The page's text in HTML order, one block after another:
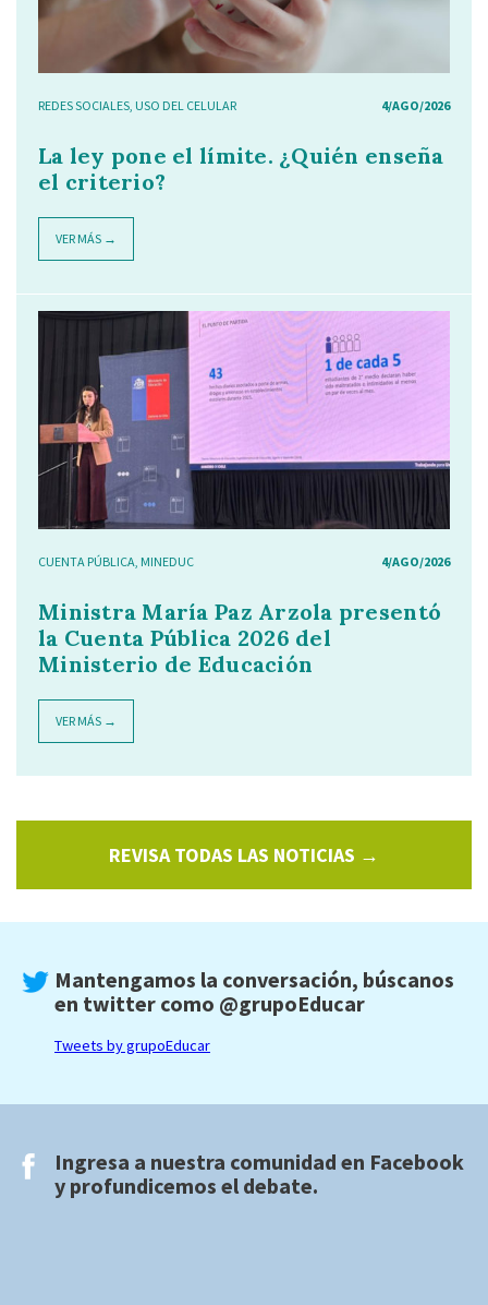
REDES SOCIALES, USO DEL CELULAR 4/AGO/2026
La ley pone el límite. ¿Quién enseña
el criterio?
VER MÁS →
CUENTA PÚBLICA, MINEDUC 4/AGO/2026
Ministra María Paz Arzola presentó
la Cuenta Pública 2026 del
Ministerio de Educación
VER MÁS →
REVISA TODAS LAS NOTICIAS →
Mantengamos la conversación, búscanos
en twitter como @grupoEducar
Tweets by grupoEducar
Ingresa a nuestra comunidad en Facebook
y profundicemos el debate.